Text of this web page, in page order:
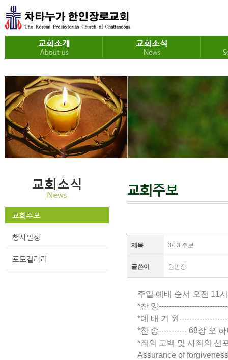
제목 3/13 주보
글쓴이 원민정
주일 예배 순서 오전 11
*찬 양
*예 배 기 원
*찬 송----------- 68장 오
*죄의 고백 및 사죄의 선
Assurance of